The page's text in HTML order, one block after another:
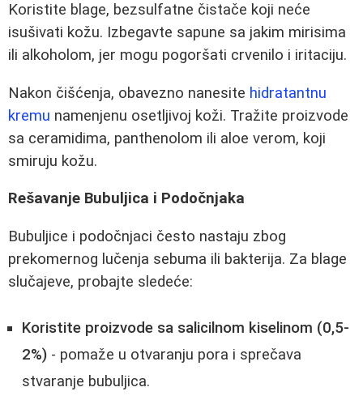
Koristite blage, bezsulfatne čistače koji neće
isušivati kožu. Izbegavte sapune sa jakim mirisima
ili alkoholom, jer mogu pogoršati crvenilo i iritaciju.
Nakon čišćenja, obavezno nanesite hidratantnu
kremu namenjenu osetljivoj koži. Tražite proizvode
sa ceramidima, panthenolom ili aloe verom, koji
smiruju kožu.
Rešavanje Bubuljica i Podočnjaka
Bubuljice i podočnjaci često nastaju zbog
prekomernog lučenja sebuma ili bakterija. Za blage
slučajeve, probajte sledeće:
Koristite proizvode sa salicilnom kiselinom (0,5-
2%) - pomaže u otvaranju pora i sprečava
stvaranje bubuljica.